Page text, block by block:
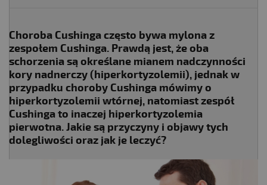
Choroba Cushinga często bywa mylona z
zespołem Cushinga. Prawdą jest, że oba
schorzenia są określane mianem nadczynności
kory nadnerczy (hiperkortyzolemii), jednak w
przypadku choroby Cushinga mówimy o
hiperkortyzolemii wtórnej, natomiast zespół
Cushinga to inaczej hiperkortyzolemia
pierwotna. Jakie są przyczyny i objawy tych
dolegliwości oraz jak je leczyć?